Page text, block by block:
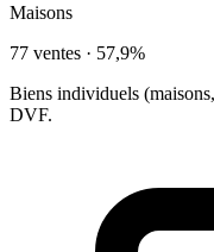
Maisons
77 ventes · 57,9%
Biens individuels
DVF.